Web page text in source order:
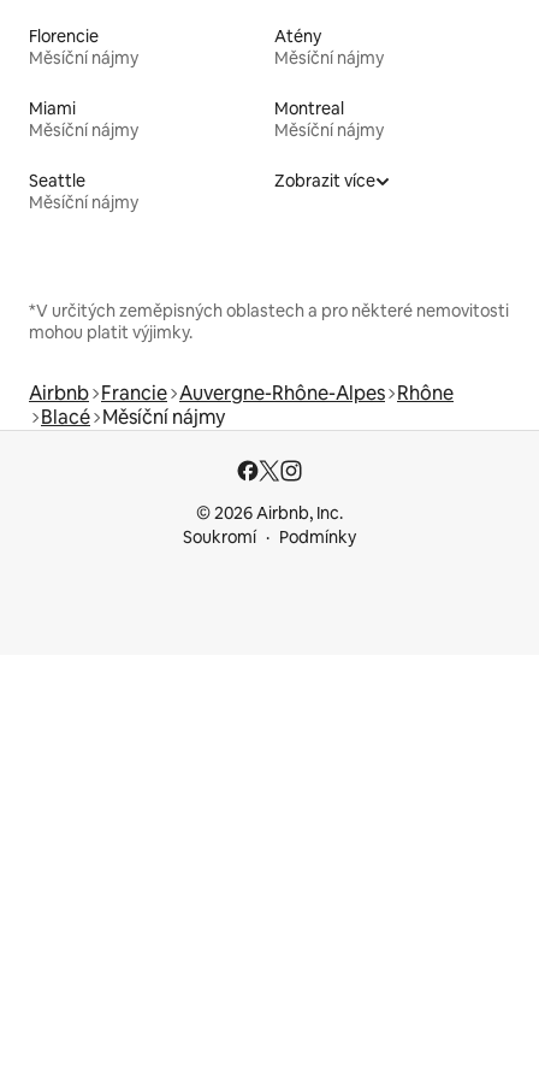
Florencie
Měsíční nájmy
Atény
Měsíční nájmy
Miami
Měsíční nájmy
Montreal
Měsíční nájmy
Seattle
Měsíční nájmy
Zobrazit více
*V určitých zeměpisných oblastech a pro některé nemovitosti
mohou platit výjimky.
Airbnb Francie Auvergne-Rhône-Alpes Rhône
Blacé Měsíční nájmy
© 2026 Airbnb, Inc.
Soukromí
Podmínky